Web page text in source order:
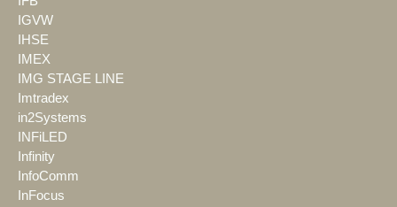
IGVW
IHSE
IMEX
IMG STAGE LINE
Imtradex
in2Systems
INFiLED
Infinity
InfoComm
InFocus